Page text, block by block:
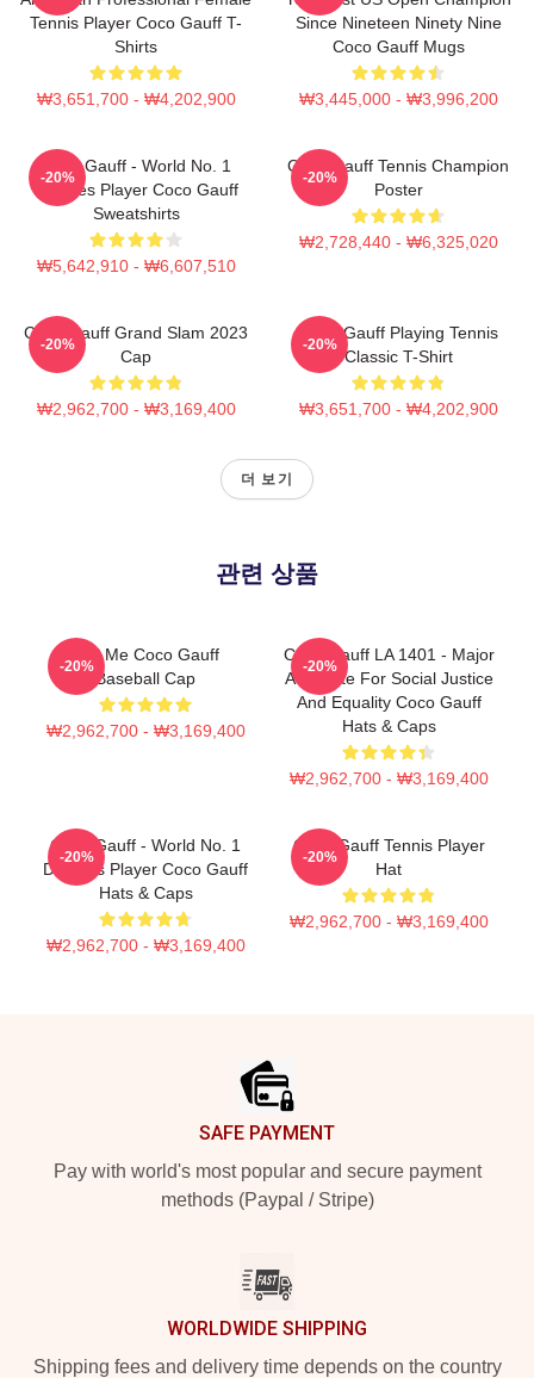
Tennis Player Coco Gauff T-
Shirts
₩3,651,700 - ₩4,202,900
Since Nineteen Ninety Nine
Coco Gauff Mugs
₩3,445,000 - ₩3,996,200
Coco Gauff - World No. 1
Doubles Player Coco Gauff
Sweatshirts
₩5,642,910 - ₩6,607,510
-20%
Coco Gauff Tennis Champion
Poster
₩2,728,440 - ₩6,325,020
-20%
Coco Gauff Grand Slam 2023
Cap
₩2,962,700 - ₩3,169,400
-20%
Coco Gauff Playing Tennis
Classic T-Shirt
₩3,651,700 - ₩4,202,900
-20%
더 보기
관련 상품
Call Me Coco Gauff
Baseball Cap
₩2,962,700 - ₩3,169,400
-20%
Coco Gauff LA 1401 - Major
Advocate For Social Justice
And Equality Coco Gauff
Hats & Caps
₩2,962,700 - ₩3,169,400
-20%
Coco Gauff - World No. 1
Doubles Player Coco Gauff
Hats & Caps
₩2,962,700 - ₩3,169,400
-20%
Coco Gauff Tennis Player
Hat
₩2,962,700 - ₩3,169,400
-20%
SAFE PAYMENT
Pay with world's most popular and secure payment
methods (Paypal / Stripe)
WORLDWIDE SHIPPING
Shipping fees and delivery time depends on the country